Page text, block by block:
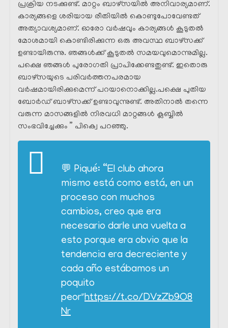
പ്രക്രിയ നടക്കുണ്ട്. മാറ്റം ബാഴ്‌സയിൽ അനിവാര്യമാണ്.
കാര്യങ്ങളെ ശരിയായ രീതിയിൽ കൊണ്ടുപോവേണ്ടത്
അത്യാവശ്യമാണ്. ഓരോ വർഷവും കാര്യങ്ങൾ കൂടുതൽ
മോശമായി കൊണ്ടിരിക്കുന്ന ഒരു അവസ്ഥ ബാഴ്സക്ക്
ഉണ്ടായിരുന്നു. ഞങ്ങൾക്ക് കൂടുതൽ സമയവുമൊന്നുമില്ല.
പക്ഷെ ഞങ്ങൾ പുരോഗതി പ്രാപിക്കേണ്ടതുണ്ട്. ഇതൊരു
ബാഴ്സയുടെ പരിവർത്തനപരമായ
വർഷമായിരിക്കുമെന്ന് പറയാനൊക്കില്ല.പക്ഷെ പുതിയ
ബോർഡ് ബാഴ്സക്ക് ഉണ്ടാവുന്നുണ്ട്. അതിനാൽ തന്നെ
വരുന്ന മാസങ്ങളിൽ നിരവധി മാറ്റങ്ങൾ ക്ലബ്ബിൽ
സംഭവിച്ചേക്കും ” പിക്വെ പറഞ്ഞു.
💬 Piqué: “El club ahora
mismo está como está, en un
proceso con muchos
cambios, creo que era
necesario darle una vuelta a
esto porque era obvio que la
tendencia era decreciente y
cada año estábamos un
poquito
peor"https://t.co/DVzZb9O8
Nr